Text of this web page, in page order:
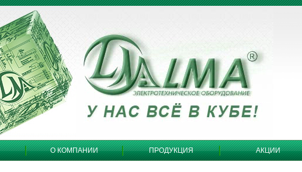
О КОМПАНИИ ПРОДУКЦИЯ АКЦИИ